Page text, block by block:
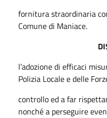
fornitura straordinaria
Comune di Maniace.
l’adozione di efficaci
Polizia Locale e delle
controllo ed a far
nonché a perseguire